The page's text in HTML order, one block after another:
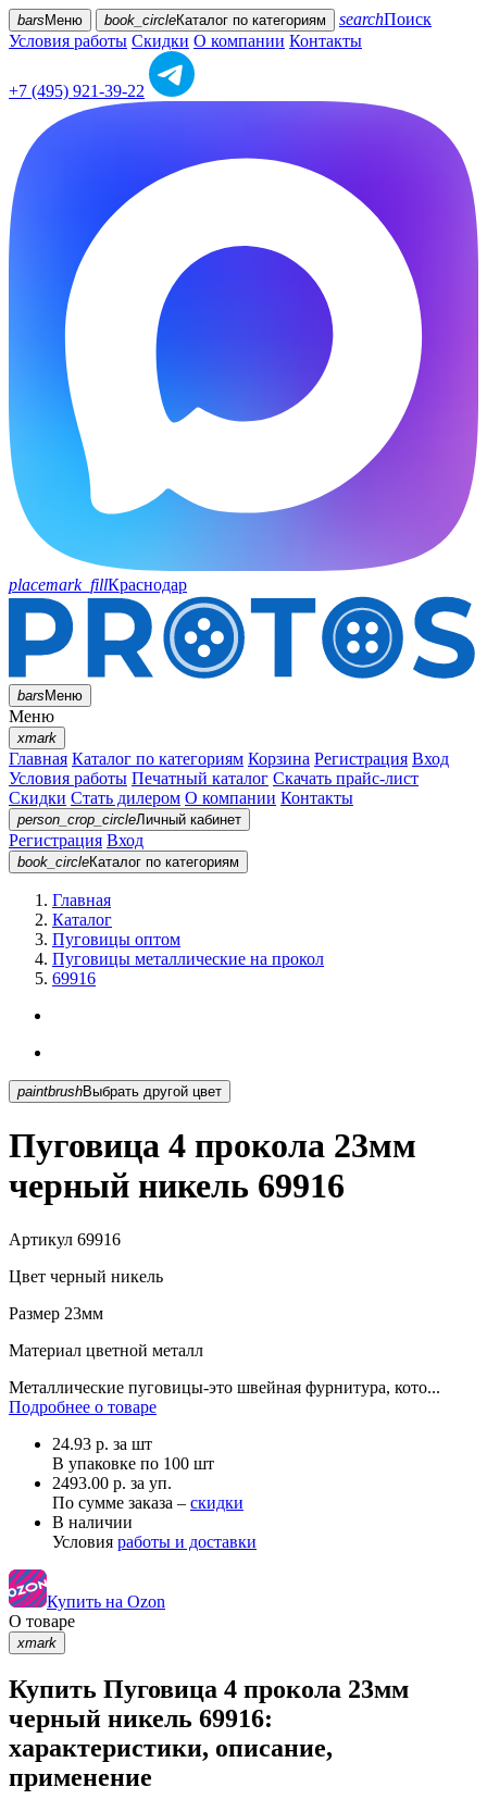
bars Меню book_circleКаталог по категориям searchПоиск
Условия работы Скидки О компании Контакты
+7 (495) 921-39-22
placemark_fillКраснодар
barsМеню
Меню
xmark
Главная Каталог по категориям Корзина Регистрация Вход
Условия работы Печатный каталог Скачать прайс-лист
Скидки Стать дилером О компании Контакты
person_crop_circleЛичный кабинет
Регистрация Вход
book_circleКаталог по категориям
Главная
Каталог
Пуговицы оптом
Пуговицы металлические на прокол
69916
paintbrush Выбрать другой цвет
Пуговица 4 прокола 23мм
черный никель 69916
Артикул 69916
Цвет черный никель
Размер 23мм
Материал цветной металл
Металлические пуговицы-это швейная фурнитура, кото...
Подробнее о товаре
24.93 р. за шт
В упаковке по 100 шт
2493.00 р. за уп.
По сумме заказа – скидки
В наличии
Условия работы и доставки
Купить на Ozon
О товаре
xmark
Купить Пуговица 4 прокола 23мм
черный никель 69916:
характеристики, описание,
применение